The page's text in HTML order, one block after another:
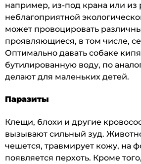
например, из-под крана или из
неблагоприятной
может провоцировать
проявляющиеся, в том числе,
Оптимально давать собаке
бутилированную воду, по
делают для маленьких детей.
Паразиты
Клещи, блохи и другие
вызывают сильный зуд.
чешется, травмирует кожу, на
появляется перхоть. Кроме